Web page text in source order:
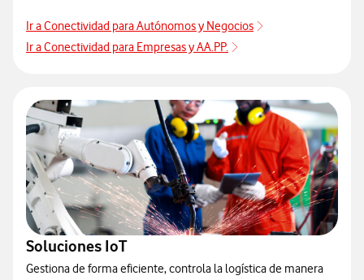
Ir a Conectividad para Autónomos y Negocios
Ir a Conectividad para Empresas y AA.PP.
Soluciones IoT
Gestiona de forma eficiente, controla la logística de manera